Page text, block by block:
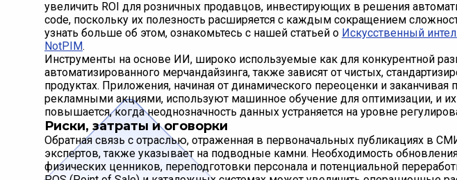
увеличить ROI для розничных продавцов, инвестирующих в решения
code, поскольку их полезность расширяется с каждым сокращением
узнать больше об этом, ознакомьтесь с нашей статьей о Искусственный
NotPIM.
Инструменты на основе ИИ, широко используемые как для конкурентной
автоматизированного мерчандайзинга, также зависят от чистых,
продуктах. Приложения, начиная от динамического переоценки и
рекламными акциями, используют машинное обучение для оптимизации, и
повышается, когда неоднозначность данных устраняется на уровне
Риски, затраты и оговорки
Обратная связь с отраслью, отраженная в первоначальных публикациях в
экспертов, также указывает на подводные камни. Необходимость
физических ценников, переподготовки персонала и потенциальной